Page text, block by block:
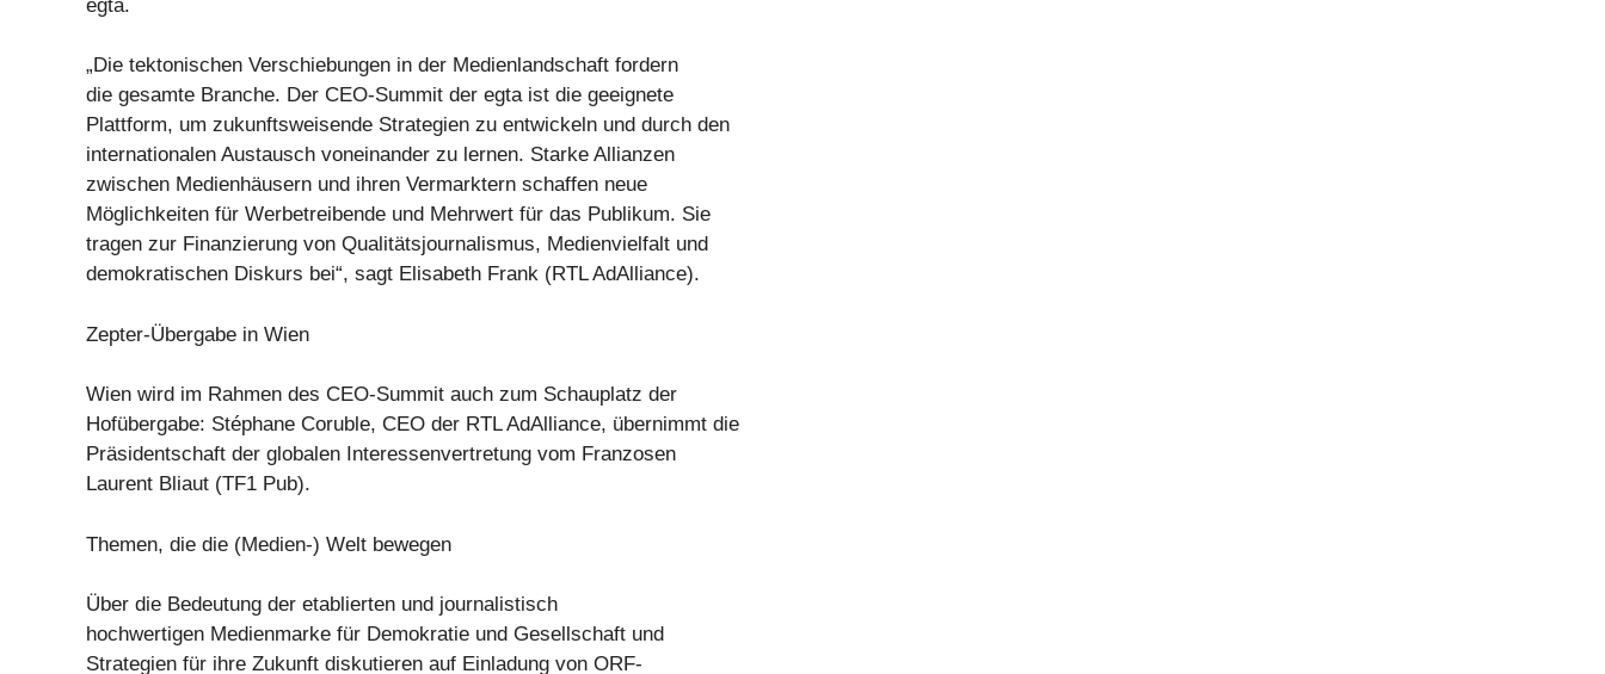
egta.
„Die tektonischen Verschiebungen in der Medienlandschaft fordern
die gesamte Branche. Der CEO-Summit der egta ist die geeignete
Plattform, um zukunftsweisende Strategien zu entwickeln und durch den
internationalen Austausch voneinander zu lernen. Starke Allianzen
zwischen Medienhäusern und ihren Vermarktern schaffen neue
Möglichkeiten für Werbetreibende und Mehrwert für das Publikum. Sie
tragen zur Finanzierung von Qualitätsjournalismus, Medienvielfalt und
demokratischen Diskurs bei“, sagt Elisabeth Frank (RTL AdAlliance).
Zepter-Übergabe in Wien
Wien wird im Rahmen des CEO-Summit auch zum Schauplatz der
Hofübergabe: Stéphane Coruble, CEO der RTL AdAlliance, übernimmt die
Präsidentschaft der globalen Interessenvertretung vom Franzosen
Laurent Bliaut (TF1 Pub).
Themen, die die (Medien-) Welt bewegen
Über die Bedeutung der etablierten und journalistisch
hochwertigen Medienmarke für Demokratie und Gesellschaft und
Strategien für ihre Zukunft diskutieren auf Einladung von ORF-